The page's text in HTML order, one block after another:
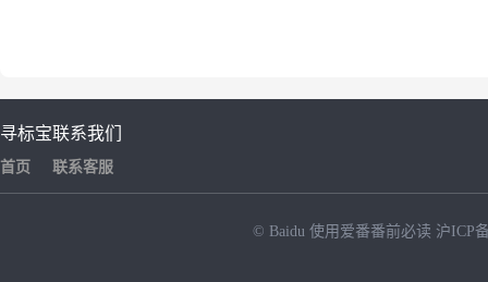
寻标宝
首页
联系我们
联系客服
© Baidu 使用爱番番前必读 沪ICP